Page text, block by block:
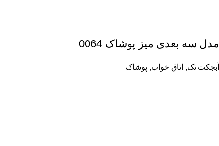
مدل سه بعدی میز پوشاک 0064
آبجکت تک, اتاق خواب, پوشاک